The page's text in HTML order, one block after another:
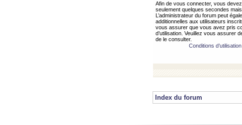
Afin de vous connecter, vous
seulement quelques secondes
L’administrateur du forum peut
additionnelles aux utilisateurs
vous assurer que vous avez pris
d’utilisation. Veuillez vous assurer
de le consulter.
Conditions d’utilisation
Index du forum